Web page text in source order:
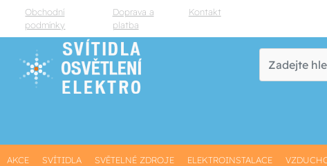
Obchodní
podmínky
Doprava a
platba
Kontakt
AKCE SVÍTIDLA SVĚTELNÉ ZDROJE ELEKTROINSTALACE